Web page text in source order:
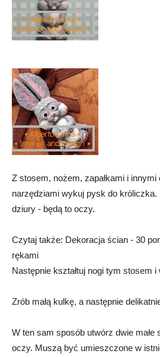
Z stosem, nożem, zapałkami i innymi
narzędziami wykuj pysk do
dziury - będą to oczy.
Czytaj także: Dekoracja ścian - 30
rękami
Następnie kształtuj nogi tym stosem i
Zrób małą kulkę, a następnie
W ten sam sposób utwórz dwie małe
oczy. Muszą być umieszczone w